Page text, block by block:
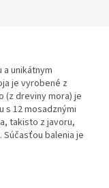
unikátnym
je vyrobené z
(z dreviny mora) je
s 12 mosadznými
takisto z javoru,
balenia je